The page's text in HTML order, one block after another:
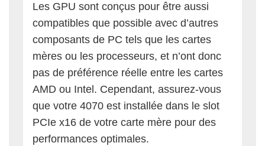
Les GPU sont conçus pour être aussi
compatibles que possible avec d’autres
composants de PC tels que les cartes
mères ou les processeurs, et n’ont donc
pas de préférence réelle entre les cartes
AMD ou Intel. Cependant, assurez-vous
que votre 4070 est installée dans le slot
PCIe x16 de votre carte mère pour des
performances optimales.